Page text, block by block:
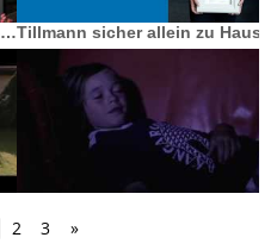
Ausbildung RS-Mechatroniker(in)Tillmann sicher allein zu Haus
2 3 »